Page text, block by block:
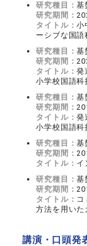
研究種目：基
研究期間：
タイトル：小
ーシブな国
研究種目：基
研究期間：
タイトル：発
小学校国語科
研究種目：基
研究期間：
タイトル：発
小学校国語科
研究種目：基
研究期間：
タイトル： イ
研究種目：基
研究期間：
タイトル： コ
方法を用いた
講演・口頭発